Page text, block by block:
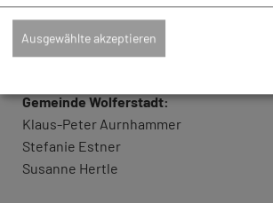
Johann Roßkopf
Carina Roßkopf-Achatz
Karl Strauß
Gemeinde Wolferstadt:
Klaus-Peter Aurnhammer
Stefanie Estner
Susanne Hertle
Ausgewählte akzeptieren